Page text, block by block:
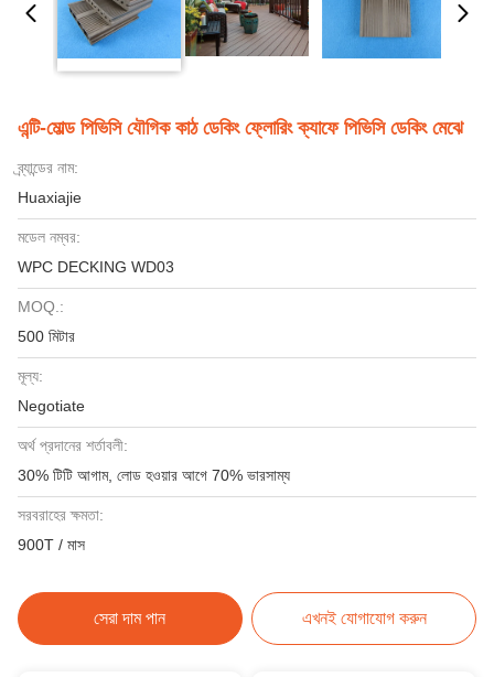
এন্টি-মোল্ড পিভিসি যৌগিক কাঠ ডেকিং ফ্লোরিং ক্যাফে পিভিসি ডেকিং মেঝে
ব্র্যান্ডের নাম:
Huaxiajie
মডেল নম্বর:
WPC DECKING WD03
MOQ.:
500 মিটার
মূল্য:
Negotiate
অর্থ প্রদানের শর্তাবলী:
30% টিটি আগাম, লোড হওয়ার আগে 70% ভারসাম্য
সরবরাহের ক্ষমতা:
900T / মাস
সেরা দাম পান এখনই যোগাযোগ করুন